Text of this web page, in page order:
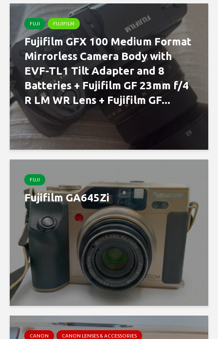
FUJI FUJIFILM
Fujifilm GFX 100 Medium Format
Mirrorless Camera Body with
EVF-TL1 Tilt Adapter and 8
Batteries + Fujifilm GF 23mm f/4
R LM WR Lens + Fujifilm GF...
FUJI
Fujifilm GA645Zi
CANON CANON LENSES & ACCESSORIES